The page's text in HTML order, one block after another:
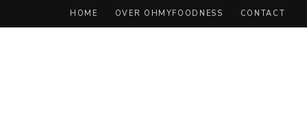
HOME OVER OHMYFOODNESS CONTACT